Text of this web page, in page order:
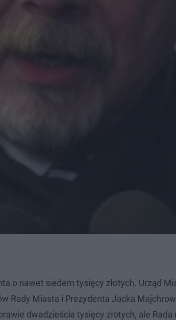
o nawet siedem tysięcy złotych. Urząd
Rady Miasta i Prezydenta Jacka
dwadzieścia tysięcy złotych, ale